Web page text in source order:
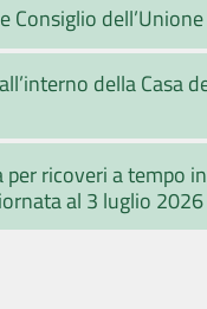
Consiglio dell’Unione
della Casa
per ricoveri a tempo
al 3 luglio 2026